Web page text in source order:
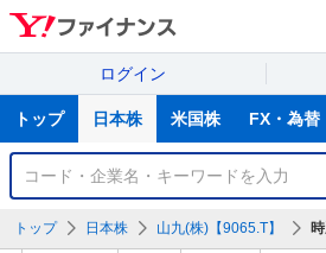
ログイン
サ
トップ 日本株 米国株 FX・為替
銘
検
トップ 日本株 山九(株)【9065.T】